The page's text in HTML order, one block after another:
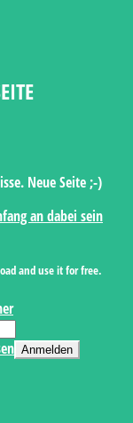
Neue Seite ;-)
an dabei sein
and use it for free.